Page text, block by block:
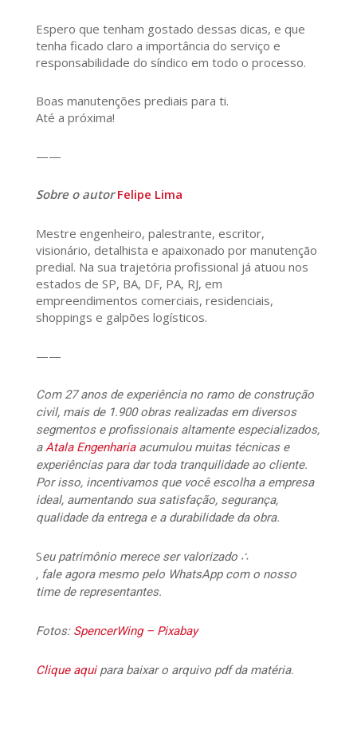
Espero que tenham gostado dessas dicas, e que
tenha ficado claro a importância do serviço e
responsabilidade do síndico em todo o processo.
Boas manutenções prediais para ti.
Até a próxima!
——
Sobre o autorFelipe Lima
Mestre engenheiro, palestrante, escritor,
visionário, detalhista e apaixonado por manutenção
predial. Na sua trajetória profissional já atuou nos
estados de SP, BA, DF, PA, RJ, em
empreendimentos comerciais, residenciais,
shoppings e galpões logísticos.
——
Com 27 anos de experiência no ramo de construção
civil, mais de 1.900 obras realizadas em diversos
segmentos e profissionais altamente especializados,
aAtala Engenhariaacumulou muitas técnicas e
experiências para dar toda tranquilidade ao cliente.
Por isso, incentivamos que você escolha a empresa
ideal, aumentando sua satisfação, segurança,
qualidade da entrega e a durabilidade da obra.
Seu patrimônio merece ser valorizado ∴
, fale agora mesmo pelo WhatsApp com o nosso
time de representantes.
Fotos: SpencerWing – Pixabay
Clique aquipara baixar o arquivo pdf da matéria.